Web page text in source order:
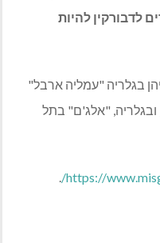
לדבורקין להיות
בגלריה "עמליה ארבל"
"אלג'ם" בתל
https://
/
.